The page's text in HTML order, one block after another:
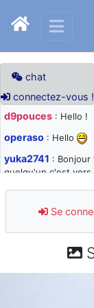
chat
connectez-vous !
d9pouces : Hello !
operaso : Hello
yuka2741 :
quelqu'un c'est vers
d9pouces: désolé
jours : je teste des
: Super, la
Se